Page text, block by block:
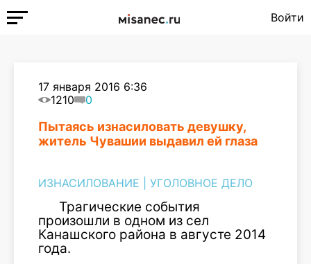
Войти
17 января 2016 6:36
1210
0
Пытаясь изнасиловать девушку,
житель Чувашии выдавил ей глаза
ИЗНАСИЛОВАНИЕ УГОЛОВНОЕ ДЕЛО
Трагические события
произошли в одном из сел
Канашского района в августе 2014
года.